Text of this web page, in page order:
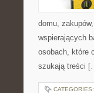
domu,
wspierających
osobach, które
szukają treści
CATEGORIES: